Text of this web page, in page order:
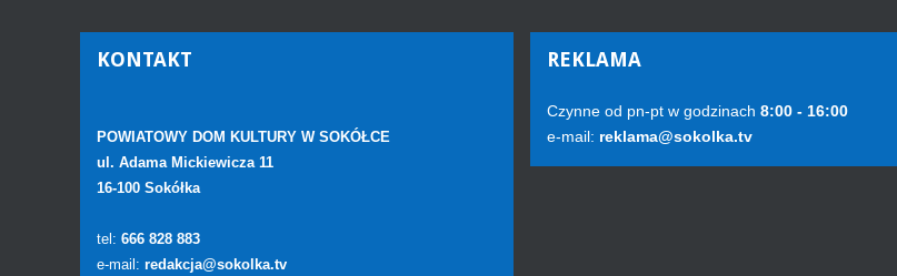
KONTAKT
POWIATOWY DOM KULTURY W SOKÓŁCE
ul. Adama Mickiewicza 11
16-100 Sokółka
tel: 666 828 883
e-mail: redakcja@sokolka.tv
REKLAMA
Czynne od pn-pt w godzinach 8:00 - 16:00
e-mail: reklama@sokolka.tv